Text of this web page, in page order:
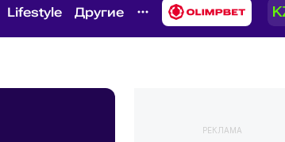
Lifestyle Другие
РЕКЛАМА